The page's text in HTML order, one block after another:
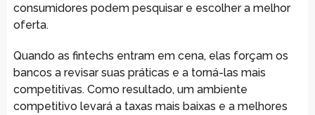
consumidores podem pesquisar e escolher a melhor
oferta.
Quando as fintechs entram em cena, elas forçam os
bancos a revisar suas práticas e a torná-las mais
competitivas. Como resultado, um ambiente
competitivo levará a taxas mais baixas e a melhores